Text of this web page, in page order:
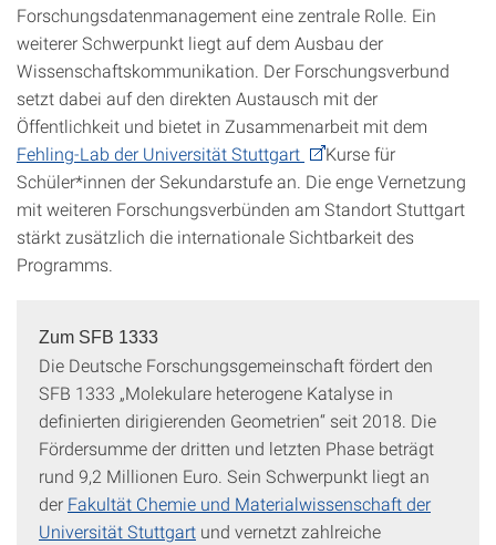
Forschungsdatenmanagement eine zentrale Rolle. Ein
weiterer Schwerpunkt liegt auf dem Ausbau der
Wissenschaftskommunikation. Der Forschungsverbund
setzt dabei auf den direkten Austausch mit der
Öffentlichkeit und bietet in Zusammenarbeit mit dem
Fehling-Lab der Universität Stuttgart
Kurse für
Schüler*innen der Sekundarstufe an. Die enge Vernetzung
mit weiteren Forschungsverbünden am Standort Stuttgart
stärkt zusätzlich die internationale Sichtbarkeit des
Programms.
Zum SFB 1333
Die Deutsche Forschungsgemeinschaft fördert den
SFB 1333 „Molekulare heterogene Katalyse in
definierten dirigierenden Geometrien“ seit 2018. Die
Fördersumme der dritten und letzten Phase beträgt
rund 9,2 Millionen Euro. Sein Schwerpunkt liegt an
der Fakultät Chemie und Materialwissenschaft der
Universität Stuttgart und vernetzt zahlreiche